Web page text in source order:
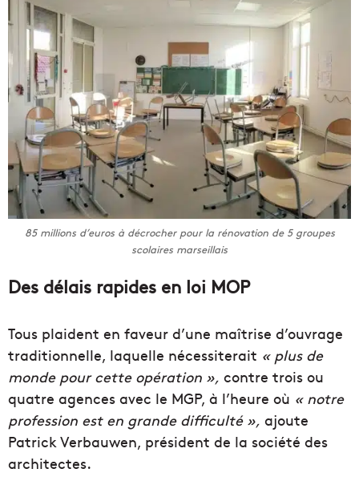
85 millions d’euros à décrocher pour la rénovation de 5 groupes
scolaires marseillais
Des délais rapides en loi MOP
Tous plaident en faveur d’une maîtrise d’ouvrage
traditionnelle, laquelle nécessiterait « plus de
monde pour cette opération », contre trois ou
quatre agences avec le MGP, à l’heure où « notre
profession est en grande difficulté », ajoute
Patrick Verbauwen, président de la société des
architectes.